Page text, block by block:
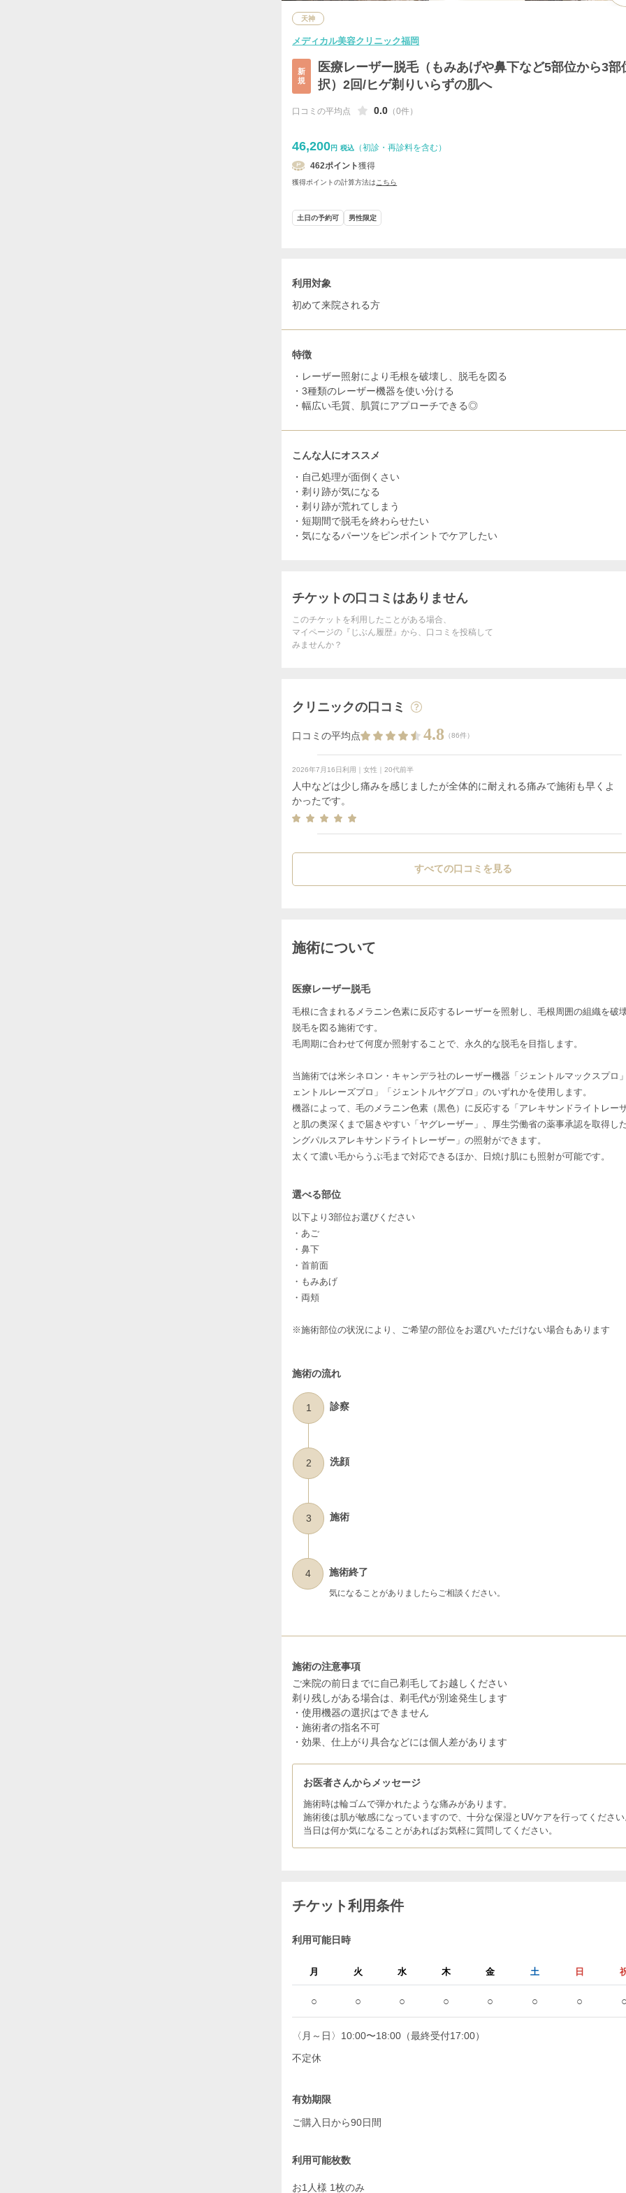
天神
メディカル美容クリニック福岡
新
規
医療レーザー脱毛（もみあげや鼻下など5部位から3部
択）2回/ヒゲ剃りいらずの肌へ
口コミの平均点 0.0 （0件）
46,200円 税込
（初診・再診料を含む）
462ポイント獲得
獲得ポイントの計算方法は こちら
土日の予約可 男性限定
利用対象
初めて来院される方
特徴
・レーザー照射により毛根を破壊し、脱毛を図る
・3種類のレーザー機器を使い分ける
・幅広い毛質、肌質にアプローチできる◎
こんな人にオススメ
・自己処理が面倒くさい
・剃り跡が気になる
・剃り跡が荒れてしまう
・短期間で脱毛を終わらせたい
・気になるパーツをピンポイントでケアしたい
チケットの口コミはありません
このチケットを利用したことがある場合、
マイページの『じぶん履歴』から、口コミを投稿して
みませんか？
クリニックの口コミ
口コミの平均点 4.8 （86件）
2026年7月16日利用｜女性｜20代前半
人中などは少し痛みを感じましたが全体的に耐えれる痛みで施術も早くよ
かったです。
すべての口コミを見る
施術について
医療レーザー脱毛
毛根に含まれるメラニン色素に反応するレーザーを照射し、毛根周囲の組織を破
脱毛を図る施術です。
毛周期に合わせて何度か照射することで、永久的な脱毛を目指します。
当施術では米シネロン・キャンデラ社のレーザー機器「ジェントルマックスプロ
ェントルレーズプロ」「ジェントルヤグプロ」のいずれかを使用します。
機器によって、毛のメラニン色素（黒色）に反応する「アレキサンドライトレー
と肌の奥深くまで届きやすい「ヤグレーザー」、厚生労働省の薬事承認を取得し
ングパルスアレキサンドライトレーザー」の照射ができます。
太くて濃い毛からうぶ毛まで対応できるほか、日焼け肌にも照射が可能です。
選べる部位
以下より3部位お選びください
・あご
・鼻下
・首前面
・もみあげ
・両頬
※施術部位の状況により、ご希望の部位をお選びいただけない場合もあります
施術の流れ
1 診察
2 洗顔
3 施術
4 施術終了
気になることがありましたらご相談ください。
施術の注意事項
ご来院の前日までに自己剃毛してお越しください
剃り残しがある場合は、剃毛代が別途発生します
・使用機器の選択はできません
・施術者の指名不可
・効果、仕上がり具合などには個人差があります
お医者さんからメッセージ
施術時は輪ゴムで弾かれたような痛みがあります。
施術後は肌が敏感になっていますので、十分な保湿とUVケアを行ってくださ
当日は何か気になることがあればお気軽に質問してください。
チケット利用条件
利用可能日時
月 火 水 木 金 土 日
○ ○ ○ ○ ○ ○ ○
〈月～日〉10:00〜18:00（最終受付17:00）
不定休
有効期限
ご購入日から90日間
利用可能枚数
お1人様 1枚のみ